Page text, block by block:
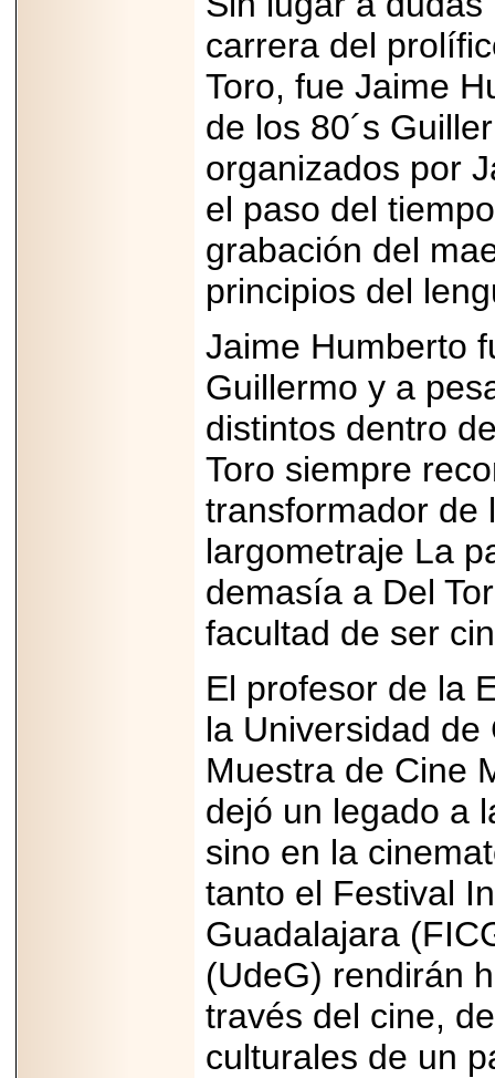
carrera del
Toro, fue Jaime
de los 80´s
organizados por
el paso del
grabación del
principios del
Jaime Humberto
Guillermo y a
distintos dentro
Toro siempre
transformador de
largometraje La
demasía a Del
facultad de ser
El profesor de la
la Universidad
Muestra de Cine
dejó un legado a
sino en la
tanto el Festival
Guadalajara
(UdeG) rendirán
través del cine,
culturales de un